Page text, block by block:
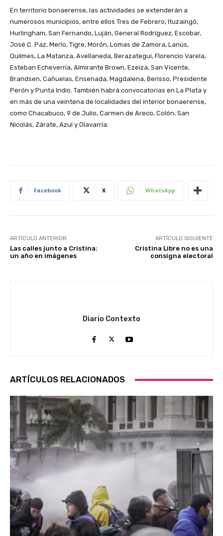
En territorio bonaerense, las actividades se extenderán a
numerosos municipios, entre ellos Tres de Febrero, Ituzaingó,
Hurlingham, San Fernando, Luján, General Rodríguez, Escobar,
José C. Paz, Merlo, Tigre, Morón, Lomas de Zamora, Lanús,
Quilmes, La Matanza, Avellaneda, Berazategui, Florencio Varela,
Esteban Echeverría, Almirante Brown, Ezeiza, San Vicente,
Brandsen, Cañuelas, Ensenada, Magdalena, Berisso, Presidente
Perón y Punta Indio. También habrá convocatorias en La Plata y
en más de una veintena de localidades del interior bonaerense,
como Chacabuco, 9 de Julio, Carmen de Areco, Colón, San
Nicolás, Zárate, Azul y Olavarría.
Facebook X WhatsApp
ARTÍCULO ANTERIOR
Las calles junto a Cristina:
un año en imágenes
ARTÍCULO SIGUIENTE
Cristina Libre no es una
consigna electoral
Diario Contexto
ARTÍCULOS RELACIONADOS